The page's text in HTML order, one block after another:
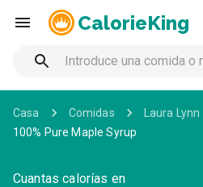
CalorieKing
Casa Comidas Laura Lynn
100% Pure Maple Syrup
Cuantas calorías en